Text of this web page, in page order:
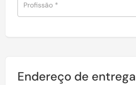
Profissão *
Endereço de entrega